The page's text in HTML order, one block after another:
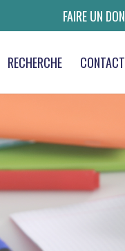
FAIRE UN DON
RECHERCHE CONTACT